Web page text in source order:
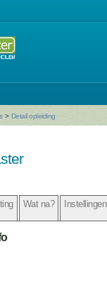
> Detail opleiding
Wat na? Instellingen